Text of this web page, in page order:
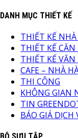
DANH MỤC THIẾT KẾ
THIẾT KẾ
THIẾT KẾ CĂN
THIẾT KẾ VĂN
CAFE – NHÀ
THI CÔNG
KHÔNG GIAN
TIN
BÁO GIÁ DỊCH